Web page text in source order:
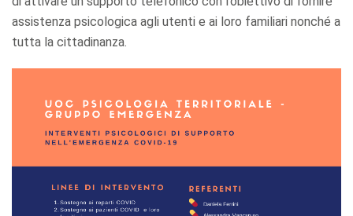
assistenza psicologica agli utenti e ai loro familiari nonché a
tutta la cittadinanza.